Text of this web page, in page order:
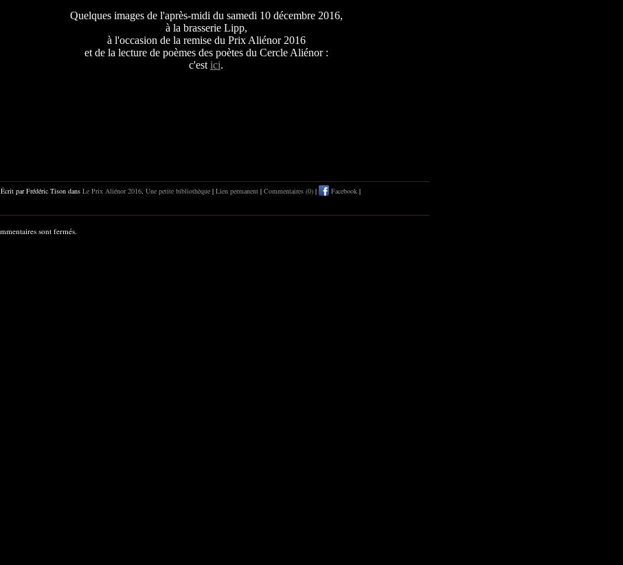
Quelques images de l'après-midi du samedi 10 décembre 2016,
à la brasserie Lipp,
à l'occasion de la remise du Prix Aliénor 2016
et de la lecture de poèmes des poètes du Cercle Aliénor :
c'est ici.
par Frédéric Tison dans Le Prix Aliénor 2016, Une petite bibliothèque | Lien permanent | Commentaires (0) | Facebook |
sont fermés.